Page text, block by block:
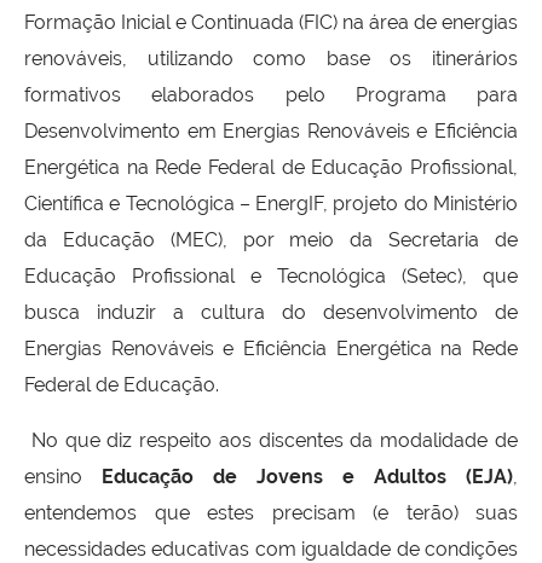
Formação Inicial e Continuada (FIC) na área de energias
renováveis, utilizando como base os itinerários
formativos elaborados pelo Programa para
Desenvolvimento em Energias Renováveis e Eficiência
Energética na Rede Federal de Educação Profissional,
Científica e Tecnológica – EnergIF, projeto do Ministério
da Educação (MEC), por meio da Secretaria de
Educação Profissional e Tecnológica (Setec), que
busca induzir a cultura do desenvolvimento de
Energias Renováveis e Eficiência Energética na Rede
Federal de Educação.
No que diz respeito aos discentes da modalidade de
ensino
Educação de Jovens e Adultos (EJA),
entendemos que estes precisam (e terão) suas
necessidades educativas com igualdade de condições